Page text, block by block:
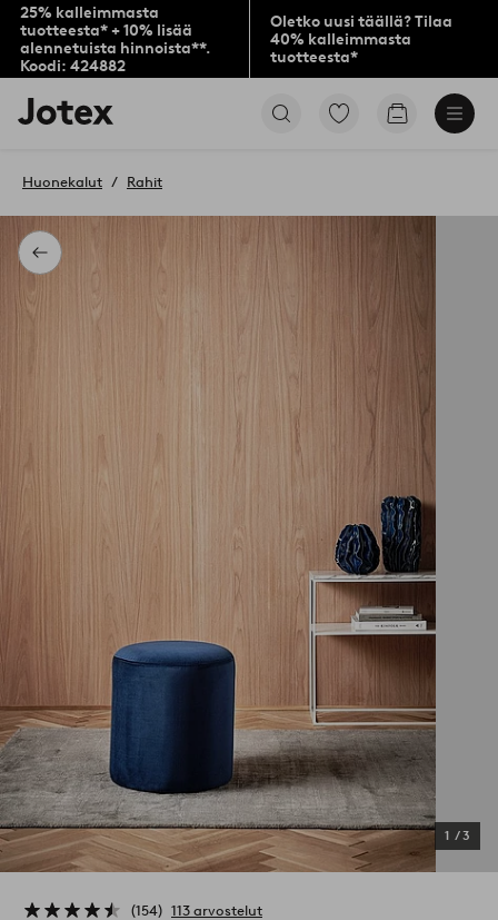
25% kalleimmasta
tuotteesta* + 10% lisää
alennetuista hinnoista**.
Koodi: 424882
Oletko uusi täällä? Tilaa
40% kalleimmasta
tuotteesta*
Jotex-
logo
aloitussivulle
Siirry
Siirry
Takaisin
Huonekalut Rahit
1 /3
154 113 arvostelut